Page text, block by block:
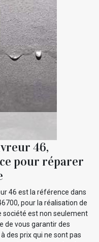
46,
pour réparer
46 est la référence dans
pour la réalisation de
société est non seulement
de vous garantir des
des prix qui ne sont pas